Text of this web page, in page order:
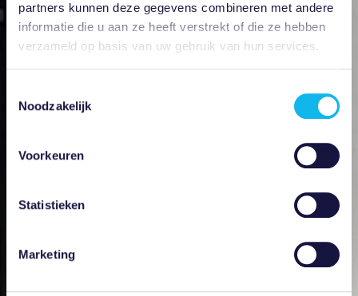
partners kunnen deze gegevens combineren met andere
informatie die u aan ze heeft verstrekt of die ze hebben
verzameld op basis van uw gebruik van hun services.
Noodzakelijk
Voorkeuren
Statistieken
Marketing